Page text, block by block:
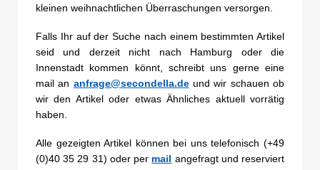
kleinen weihnachtlichen Überraschungen versorgen.
Falls Ihr auf der Suche nach einem bestimmten Artikel
seid und derzeit nicht nach Hamburg oder die
Innenstadt kommen könnt, schreibt uns gerne eine
mail an anfrage@secondella.deund wir schauen ob
wir den Artikel oder etwas Ähnliches aktuell vorrätig
haben.
Alle gezeigten Artikel können bei uns telefonisch (+49
(0)40 35 29 31) oder per mail angefragt und reserviert